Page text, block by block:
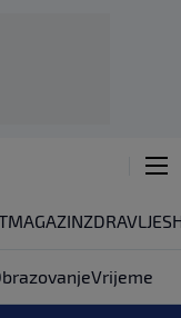
MAGAZINZDRAVLJE
Vrijeme